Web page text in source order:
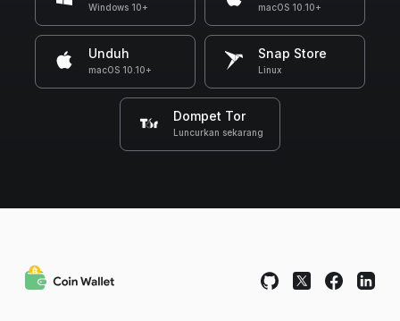
Windows 10+ macOS 10.10+
Unduh
macOS 10.10+
Snap Store
Linux
Dompet Tor
Luncurkan sekarang